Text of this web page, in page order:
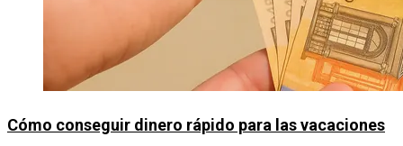
Cómo conseguir dinero rápido para las vacaciones